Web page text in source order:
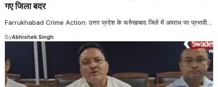
गए जिला बदर
Farrukhabad Crime Action: उत्तर प्रदेश के फर्रुखाबाद जिले में अपराध पर प्रभावी…
ByAbhishek Singh